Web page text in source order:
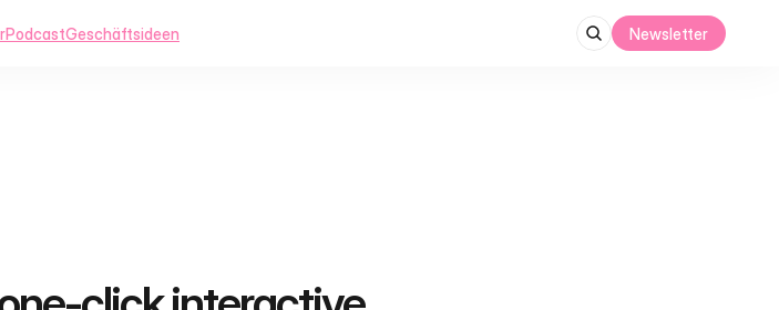
PodcastGeschäftsideen Newsletter